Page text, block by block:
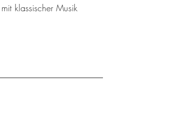
klassischer Musik